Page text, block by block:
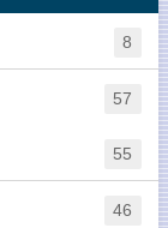
8
57
55
46